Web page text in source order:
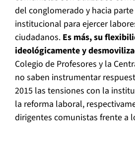
del conglomerado y hacia
institucional para ejercer
ciudadanos. Es más, su
ideológicamente y
Colegio de Profesores y la
no saben instrumentar
2015 las tensiones con la
la reforma laboral,
dirigentes comunistas frente a